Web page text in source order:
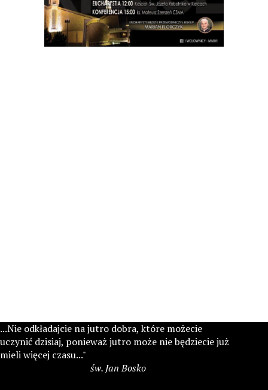
...Nie odkładajcie na jutro dobra, które możecie
uczynić dzisiaj, ponieważ jutro może nie będziecie już
mieli więcej czasu..."
św. Jan Bosko